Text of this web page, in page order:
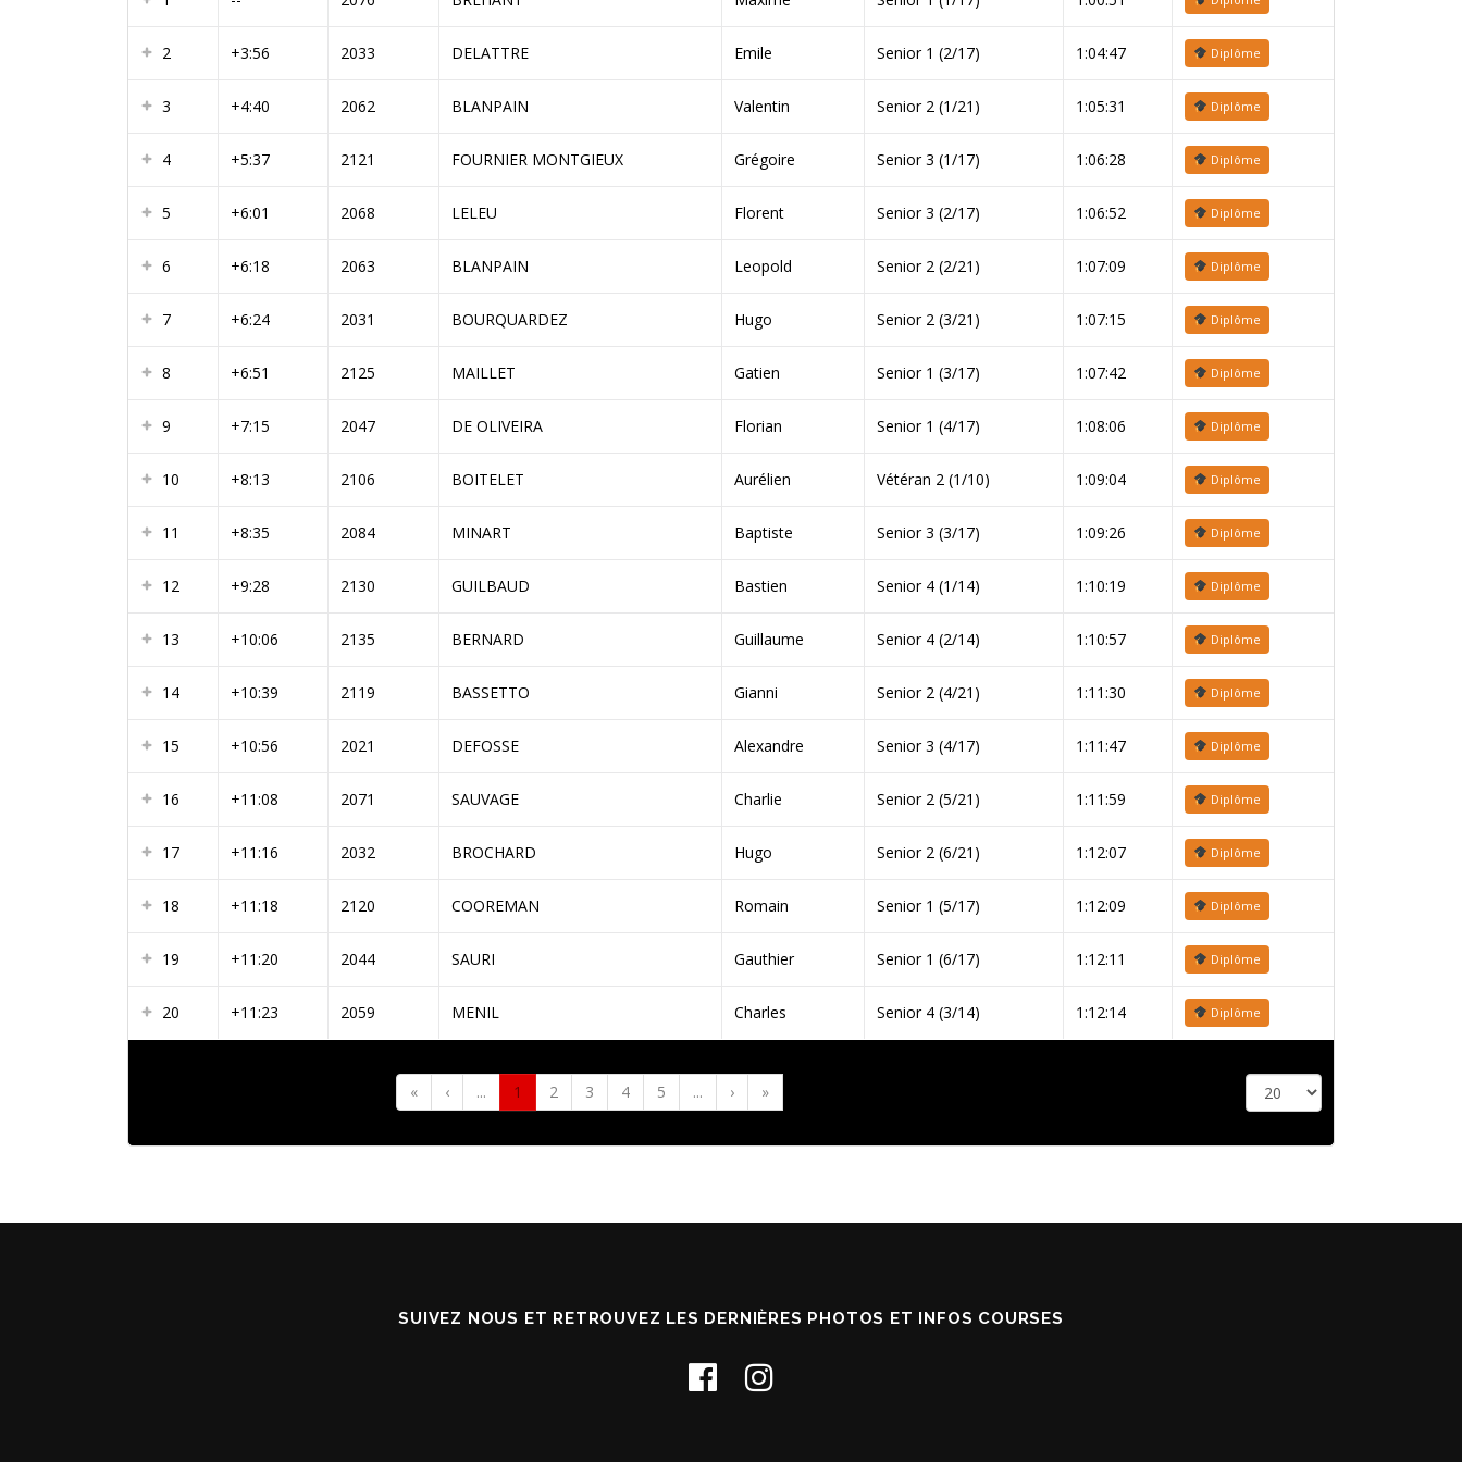
2 +3:56 2033 DELATTRE Emile Senior 1 (2/17) 1:04:47 Diplôme
3 +4:40 2062 BLANPAIN Valentin Senior 2 (1/21) 1:05:31 Diplôme
4 +5:37 2121 FOURNIER MONTGIEUX Grégoire Senior 3 (1/17) 1:06:28 Diplôme
5 +6:01 2068 LELEU Florent Senior 3 (2/17) 1:06:52 Diplôme
6 +6:18 2063 BLANPAIN Leopold Senior 2 (2/21) 1:07:09 Diplôme
7 +6:24 2031 BOURQUARDEZ Hugo Senior 2 (3/21) 1:07:15 Diplôme
8 +6:51 2125 MAILLET Gatien Senior 1 (3/17) 1:07:42 Diplôme
9 +7:15 2047 DE OLIVEIRA Florian Senior 1 (4/17) 1:08:06 Diplôme
10 +8:13 2106 BOITELET Aurélien Vétéran 2 (1/10) 1:09:04 Diplôme
11 +8:35 2084 MINART Baptiste Senior 3 (3/17) 1:09:26 Diplôme
12 +9:28 2130 GUILBAUD Bastien Senior 4 (1/14) 1:10:19 Diplôme
13 +10:06 2135 BERNARD Guillaume Senior 4 (2/14) 1:10:57 Diplôme
14 +10:39 2119 BASSETTO Gianni Senior 2 (4/21) 1:11:30 Diplôme
15 +10:56 2021 DEFOSSE Alexandre Senior 3 (4/17) 1:11:47 Diplôme
16 +11:08 2071 SAUVAGE Charlie Senior 2 (5/21) 1:11:59 Diplôme
17 +11:16 2032 BROCHARD Hugo Senior 2 (6/21) 1:12:07 Diplôme
18 +11:18 2120 COOREMAN Romain Senior 1 (5/17) 1:12:09 Diplôme
19 +11:20 2044 SAURI Gauthier Senior 1 (6/17) 1:12:11 Diplôme
20 +11:23 2059 MENIL Charles Senior 4 (3/14) 1:12:14 Diplôme
« ‹ ... 1 2 3 4 5 ... › »
SUIVEZ NOUS ET RETROUVEZ LES DERNIÈRES PHOTOS ET INFOS COURSES